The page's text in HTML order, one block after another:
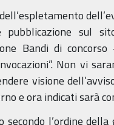
pubblicazione sul
Bandi di
Non vi
visione
e ora indicati sarà
secondo l’ordine